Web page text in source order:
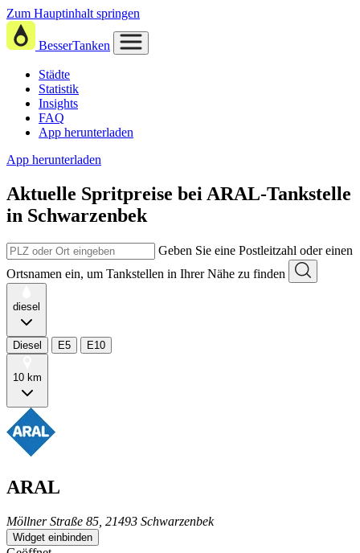
Zum Hauptinhalt springen
BesserTanken
Städte
Statistik
Insights
FAQ
App herunterladen
App herunterladen
Aktuelle Spritpreise bei ARAL-Tankstelle
in Schwarzenbek
Geben Sie eine Postleitzahl oder einen
Ortsnamen ein, um Tankstellen in Ihrer Nähe zu finden
diesel
Diesel E5 E10
10 km
ARAL
Möllner Straße 85, 21493 Schwarzenbek
Widget einbinden